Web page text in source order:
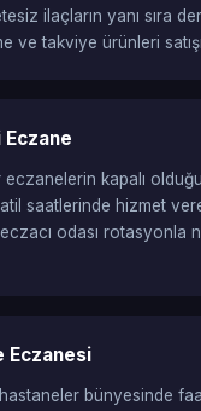
ilaçların yanı sıra
ve takviye ürünleri
eczanelerin kapalı
saatlerinde hizmet
odası rotasyonla
Eczanesi
bünyesinde